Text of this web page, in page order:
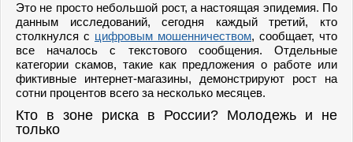
Это не просто небольшой рост, а настоящая эпидемия. По
данным исследований, сегодня каждый третий, кто
столкнулся с цифровым мошенничеством, сообщает, что
все началось с текстового сообщения. Отдельные
категории скамов, такие как предложения о работе или
фиктивные интернет-магазины, демонстрируют рост на
сотни процентов всего за несколько месяцев.
Кто в зоне риска в России? Молодежь и не
только